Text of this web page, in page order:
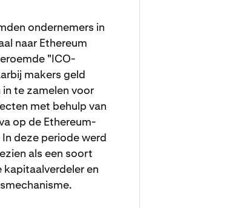
ondernemers in
naar Ethereum
"ICO-
makers geld
te zamelen voor
met behulp van
op de Ethereum-
deze periode werd
als een soort
kapitaalverdeler en